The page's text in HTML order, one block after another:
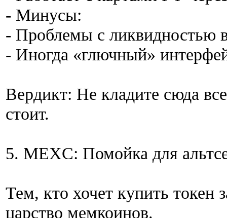
- Минусы:
- Проблемы с ликвидностью
- Иногда «глючный»
Вердикт: Не кладите сюда
стоит.
5. MEXC: Помойка для
Тем, кто хочет купить токен
царство мемкоинов.